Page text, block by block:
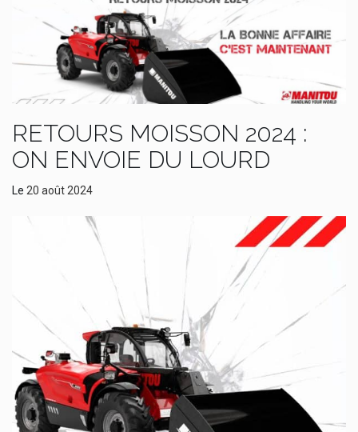
RETOURS MOISSON 2024 :
ON ENVOIE DU LOURD
Le 20 août 2024